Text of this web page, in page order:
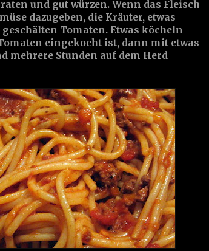
und gut würzen. Wenn das Fleisch
dazugeben, die Kräuter, etwas
Tomaten. Etwas köcheln
eingekocht ist, dann mit etwas
mehrere Stunden auf dem Herd